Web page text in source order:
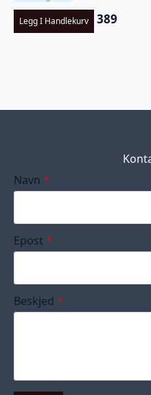
Legg I Handlekurv 389
Navn *
Epost *
Beskjed *